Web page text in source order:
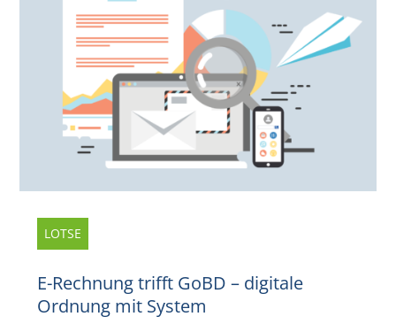
LOTSE
E-Rechnung trifft GoBD – digitale
Ordnung mit System